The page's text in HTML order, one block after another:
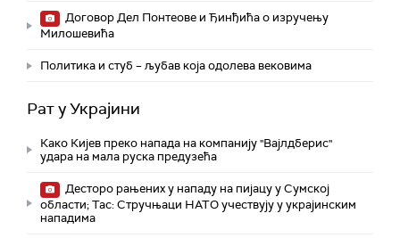
Договор Дел Понтеове и Ђинђића о изручењу
Милошевића
Политика и стуб – љубав која одолева вековима
Рат у Украјини
Како Кијев преко напада на компанију "Вајлдберис"
удара на мала руска предузећа
Десторо рањених у нападу на пијацу у Сумској
области; Тас: Стручњаци НАТО учествују у украјинским
нападима